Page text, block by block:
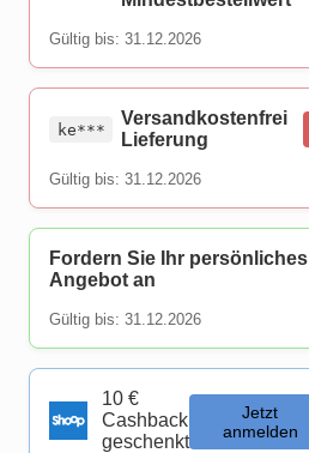
Gültig bis: 31.12.2026
ke***
Versandkostenfrei
Lieferung
Gültig bis: 31.12.2026
Fordern Sie Ihr persönliches
Angebot an
Gültig bis: 31.12.2026
10 €
Cashback
geschenkt
Jetzt
anmelden